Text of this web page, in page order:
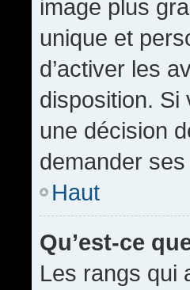
image plus
unique et
d’activer les
disposition. Si
une décision
demander
Haut
Qu’est-ce
Les rangs qui